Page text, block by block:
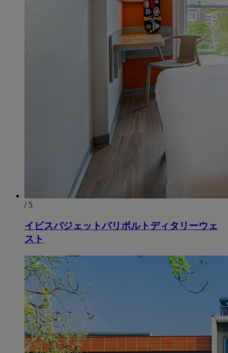
/ 5
イビスバジェットパリポルトディタリーウェ
スト